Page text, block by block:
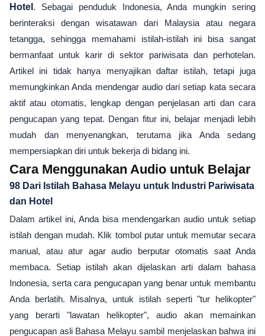
Hotel . Sebagai penduduk Indonesia, Anda mungkin sering
berinteraksi dengan wisatawan dari Malaysia atau negara
tetangga, sehingga memahami istilah-istilah ini bisa sangat
bermanfaat untuk karir di sektor pariwisata dan perhotelan.
Artikel ini tidak hanya menyajikan daftar istilah, tetapi juga
memungkinkan Anda mendengar audio dari setiap kata secara
aktif atau otomatis, lengkap dengan penjelasan arti dan cara
pengucapan yang tepat. Dengan fitur ini, belajar menjadi lebih
mudah dan menyenangkan, terutama jika Anda sedang
mempersiapkan diri untuk bekerja di bidang ini.
Cara Menggunakan Audio untuk Belajar
98 Dari Istilah Bahasa Melayu untuk Industri Pariwisata
dan Hotel
Dalam artikel ini, Anda bisa mendengarkan audio untuk setiap
istilah dengan mudah. Klik tombol putar untuk memutar secara
manual, atau atur agar audio berputar otomatis saat Anda
membaca. Setiap istilah akan dijelaskan arti dalam bahasa
Indonesia, serta cara pengucapan yang benar untuk membantu
Anda berlatih. Misalnya, untuk istilah seperti "tur helikopter"
yang berarti "lawatan helikopter", audio akan memainkan
pengucapan asli Bahasa Melayu sambil menjelaskan bahwa ini